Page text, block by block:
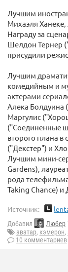
Лучшим
Михаэля
Награду за
Шелдон Тернер
присудили
Лучшим
комедийным и
актерами
Алека Болдуина
Маргулис
("Соединенные
второго плана в
("Декстер") и
Лучшим мини-
Gardens),
рода
Taking Chance)
Источник:
Добавил Любер
аватар, кэмерон,
10 комментариев